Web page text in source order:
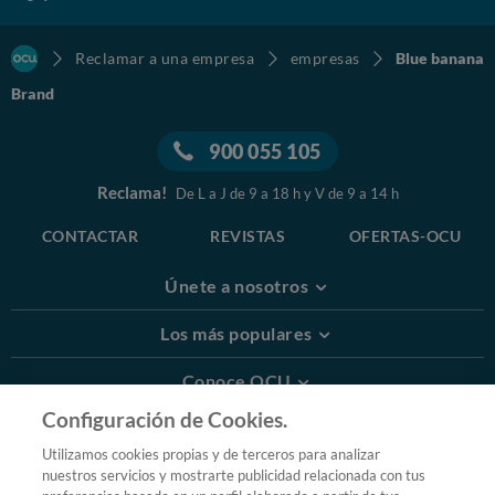
Reclamar a una empresa empresas
Blue banana
Brand
900 055 105
Reclama! De L a J de 9 a 18 h y V de 9 a 14 h
CONTACTAR REVISTAS OFERTAS-OCU
Únete a nosotros
Los más populares
Conoce OCU
Más Información
© 2026 OCU
Configuración de Cookies.
Utilizamos cookies propias y de terceros para analizar
nuestros servicios y mostrarte publicidad relacionada con tus